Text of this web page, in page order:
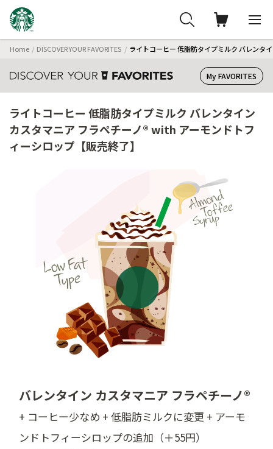
Home DISCOVER YOUR FAVORITES ライトコーヒー 低脂肪タイプミルク バレンタ
My FAVORITES
ライトコーヒー 低脂肪タイプミルク バレンタイン
カスタマニア フラペチーノ® with アーモンドトフ
ィーシロップ【販売終了】
バレンタイン カスタマニア フラペチーノ®
+ コーヒー少なめ + 低脂肪ミルクに変更 + アーモ
ンドトフィーシロップの追加（＋55円）